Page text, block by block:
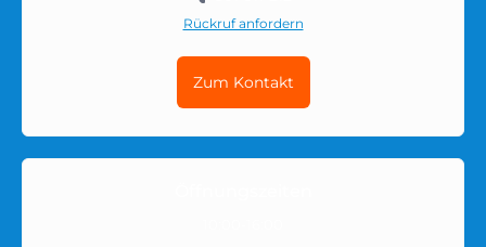
Vor dem Kauf lohnt es sich, auf den Verwendungszweck,
die Zusammensetzung, die Größe, die Anzahl der Stücke in
der Packung und weitere Details zu achten, die den
Nutzungskomfort beeinflussen können. Wenn Sie mehrere
Varianten vergleichen, öffnen Sie die Produktseite und
Rückruf anfordern
Zum Kontakt